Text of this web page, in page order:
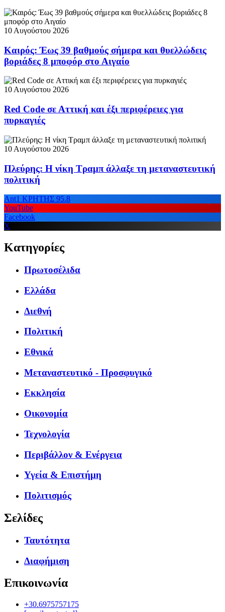
10 Αυγούστου 2026
Καιρός: Έως 39 βαθμούς σήμερα και θυελλώδεις
βοριάδες 8 μποφόρ στο Αιγαίο
10 Αυγούστου 2026
Red Code σε Αττική και έξι περιφέρειες για
πυρκαγιές
10 Αυγούστου 2026
Πλεύρης: Η νίκη Τραμπ άλλαξε τη μεταναστευτική
πολιτική
Ant1 ΚΡΗΤΗΣ 95.8
YouTube
Facebook
X
Κατηγορίες
Πρωτοσέλιδα
Ελλάδα
Διεθνή
Πολιτική
Εθνικά
Μεταναστευτικό - Προσφυγικό
Εκκλησία
Οικονομία
Τεχνολογία
Περιβάλλον & Ενέργεια
Υγεία & Επιστήμη
Πολιτισμός
Σελίδες
Ταυτότητα
Διαφήμιση
Επικοινωνία
+30.6975757175